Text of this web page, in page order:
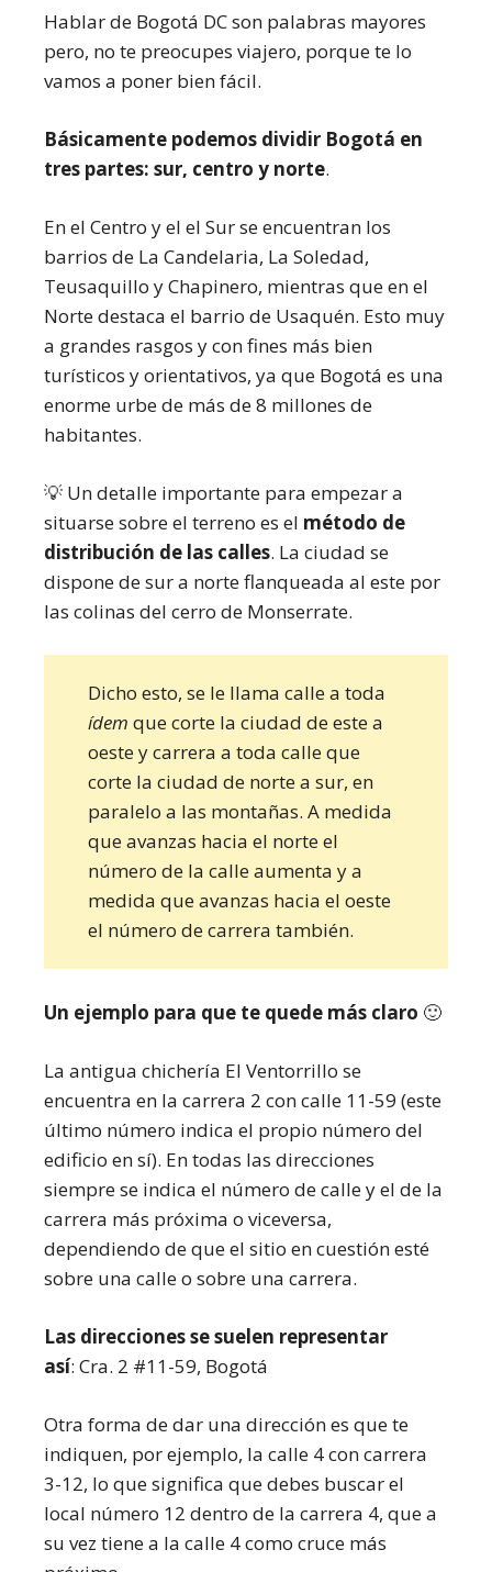
Hablar de Bogotá DC son palabras mayores
pero, no te preocupes viajero, porque te lo
vamos a poner bien fácil.
Básicamente podemos dividir Bogotá en
tres partes: sur, centro y norte.
En el Centro y el el Sur se encuentran los
barrios de La Candelaria, La Soledad,
Teusaquillo y Chapinero, mientras que en el
Norte destaca el barrio de Usaquén. Esto muy
a grandes rasgos y con fines más bien
turísticos y orientativos, ya que Bogotá es una
enorme urbe de más de 8 millones de
habitantes.
💡 Un detalle importante para empezar a
situarse sobre el terreno es el método de
distribución de las calles. La ciudad se
dispone de sur a norte flanqueada al este por
las colinas del cerro de Monserrate.
Dicho esto, se le llama calle a toda
ídem que corte la ciudad de este a
oeste y carrera a toda calle que
corte la ciudad de norte a sur, en
paralelo a las montañas. A medida
que avanzas hacia el norte el
número de la calle aumenta y a
medida que avanzas hacia el oeste
el número de carrera también.
Un ejemplo para que te quede más claro 🙂
La antigua chichería El Ventorrillo se
encuentra en la carrera 2 con calle 11-59 (este
último número indica el propio número del
edificio en sí). En todas las direcciones
siempre se indica el número de calle y el de la
carrera más próxima o viceversa,
dependiendo de que el sitio en cuestión esté
sobre una calle o sobre una carrera.
Las direcciones se suelen representar
así: Cra. 2 #11-59, Bogotá
Otra forma de dar una dirección es que te
indiquen, por ejemplo, la calle 4 con carrera
3-12, lo que significa que debes buscar el
local número 12 dentro de la carrera 4, que a
su vez tiene a la calle 4 como cruce más